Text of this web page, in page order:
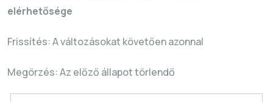
elérhetősége
Frissítés: A változásokat követően azonnal
Megörzés: Az előző állapot törlendő